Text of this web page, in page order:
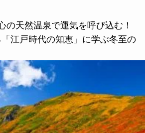
の天然温泉で運気を呼び込む！
江戸時代の知恵」に学ぶ冬至の